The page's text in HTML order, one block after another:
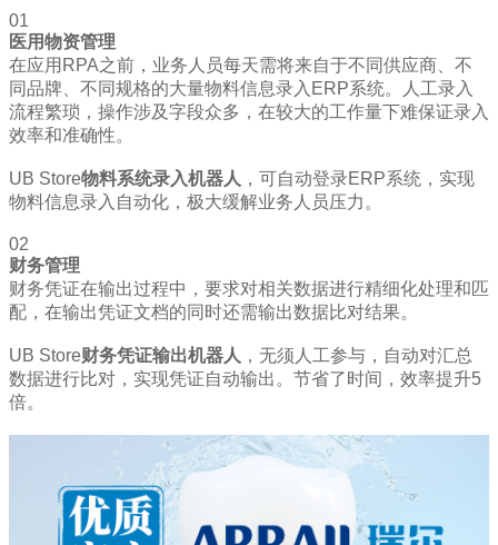
01
医用物资管理
在应用RPA之前，业务人员每天需将来自于不同供应商、不
同品牌、不同规格的大量物料信息录入ERP系统。人工录入
流程繁琐，操作涉及字段众多，在较大的工作量下难保证录入
效率和准确性。
UB Store物料系统录入机器人 ，可自动登录ERP系统，实现
物料信息录入自动化，极大缓解业务人员压力。
02
财务管理
财务凭证在输出过程中，要求对相关数据进行精细化处理和匹
配，在输出凭证文档的同时还需输出数据比对结果。
UB Store财务凭证输出机器人 ，无须人工参与，自动对汇总
数据进行比对，实现凭证自动输出。节省了时间，效率提升5
倍。